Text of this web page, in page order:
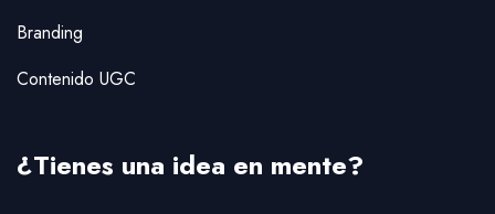
Branding
Contenido UGC
¿Tienes una idea en mente?